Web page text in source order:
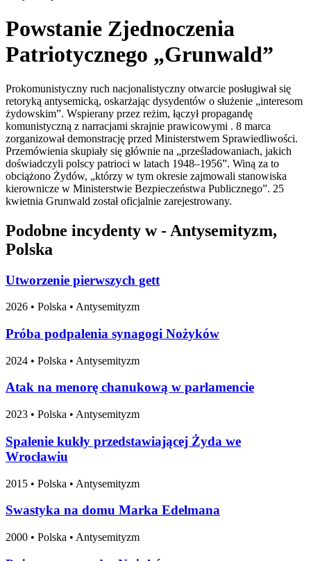
Powstanie Zjednoczenia
Patriotycznego „Grunwald”
Prokomunistyczny ruch nacjonalistyczny otwarcie posługiwał się
retoryką antysemicką, oskarżając dysydentów o służenie „interesom
żydowskim”. Wspierany przez reżim, łączył propagandę
komunistyczną z narracjami skrajnie prawicowymi . 8 marca
zorganizował demonstrację przed Ministerstwem Sprawiedliwości.
Przemówienia skupiały się głównie na „prześladowaniach, jakich
doświadczyli polscy patrioci w latach 1948–1956”. Winą za to
obciążono Żydów, „którzy w tym okresie zajmowali stanowiska
kierownicze w Ministerstwie Bezpieczeństwa Publicznego”. 25
kwietnia Grunwald został oficjalnie zarejestrowany.
Podobne incydenty w - Antysemityzm,
Polska
Utworzenie pierwszych gett
2026 • Polska • Antysemityzm
Próba podpalenia synagogi Nożyków
2024 • Polska • Antysemityzm
Atak na menorę chanukową w parlamencie
2023 • Polska • Antysemityzm
Spalenie kukły przedstawiającej Żyda we
Wrocławiu
2015 • Polska • Antysemityzm
Swastyka na domu Marka Edelmana
2000 • Polska • Antysemityzm